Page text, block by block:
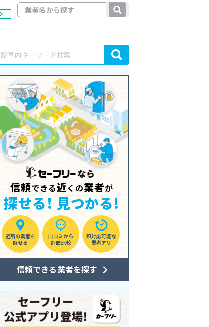
信頼できる近くの業者が
探せる! 見つかる!
近所の業者を
探せる
口コミから
評価比較
即対応可能な
業者アリ
信頼できる業者を探す